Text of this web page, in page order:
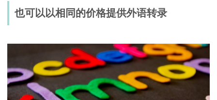
也可以以相同的价格提供外语转录